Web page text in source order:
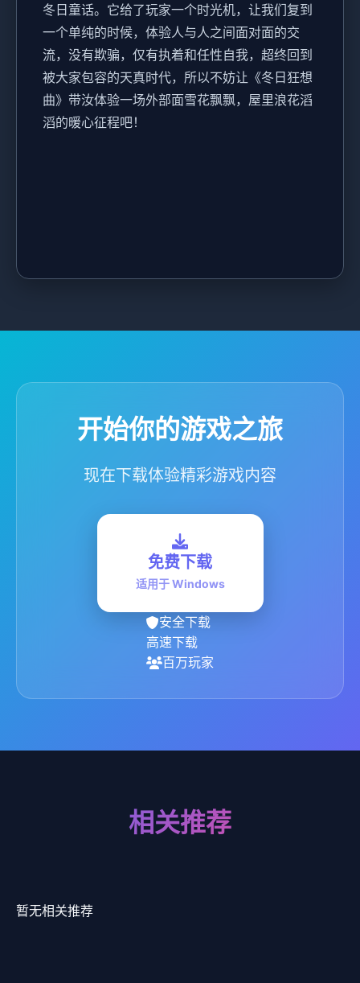
冬日童话。它给了玩家一个时光机，让我们复到
一个单纯的时候，体验人与人之间面对面的交
流，没有欺骗，仅有执着和任性自我，超终回到
被大家包容的天真时代，所以不妨让《冬日狂想
曲》带汝体验一场​​外部面雪花飘飘，屋里浪花滔
滔​​的暖心征程吧！
开始你的游戏之旅
现在下载体验精彩游戏内容
免费下载
适用于 Windows
安全下载
高速下载
百万玩家
相关推荐
暂无相关推荐